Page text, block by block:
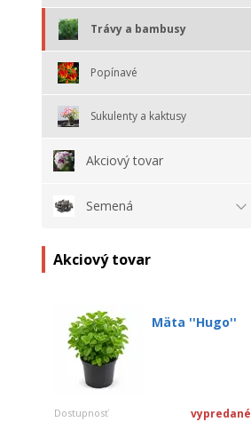
Trávy a bambusy
Popínavé
Sukulenty a kaktusy
Akciový tovar
Semená
Akciový tovar
Mäta ''Hugo''
Dostupnosť vypredané